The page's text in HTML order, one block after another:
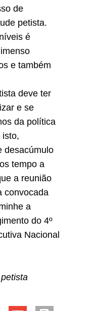
de
petista.
é
e também
deve ter
e se
da política
isto,
desacúmulo
tempo a
a reunião
convocada
a
do 4º
Nacional